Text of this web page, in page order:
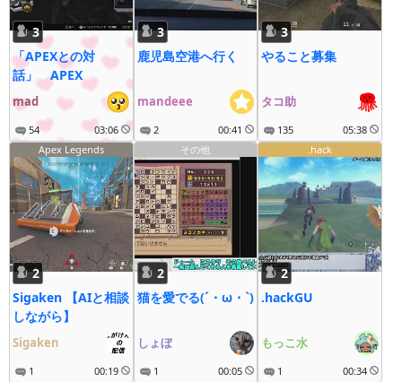
3
「APEXとの対
話」 APEX
mad
54 03:06
3
鹿児島空港へ行く
mandeee
2 00:41
3
やること募集
タコ助
135
05:38
Apex Legends
2
Sigaken 【AIと相談
しながら】
Sigaken
1 00:19
その他
2
猫を愛でる(´・ω・`)
しょぼ
1 00:05
.hack
2
.hackGU
もっこ水
1
00:34